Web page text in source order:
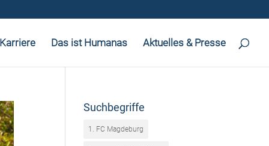
Das ist Humanas Aktuelles & Presse
Suchbegriffe
1. FC Magdeburg